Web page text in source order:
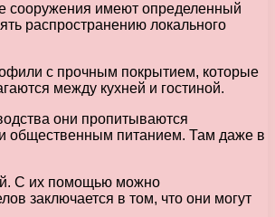
сооружения имеют определенный
распространению локального
с прочным покрытием, которые
между кухней и гостиной.
они пропитываются
общественным питанием. Там даже в
С их помощью можно
заключается в том, что они могут